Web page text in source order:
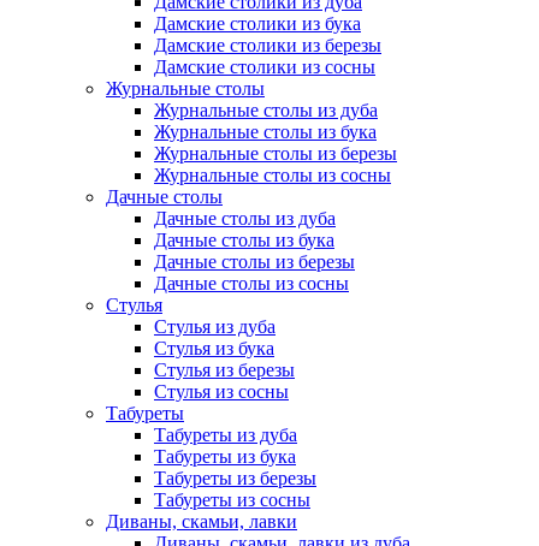
Дамские столики из бука
Дамские столики из березы
Дамские столики из сосны
Журнальные столы
Журнальные столы из дуба
Журнальные столы из бука
Журнальные столы из березы
Журнальные столы из сосны
Дачные столы
Дачные столы из дуба
Дачные столы из бука
Дачные столы из березы
Дачные столы из сосны
Стулья
Стулья из дуба
Стулья из бука
Стулья из березы
Стулья из сосны
Табуреты
Табуреты из дуба
Табуреты из бука
Табуреты из березы
Табуреты из сосны
Диваны, скамьи, лавки